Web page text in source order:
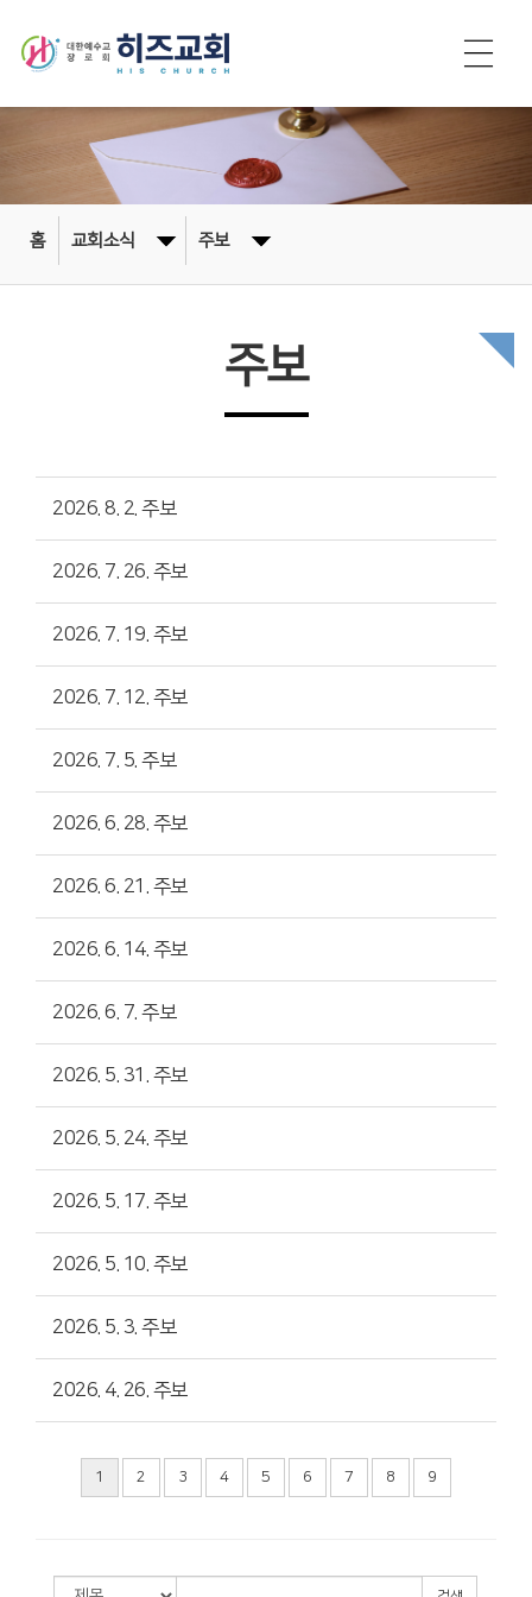
홈 교회소식 주보
주보
2026. 8. 2. 주보
2026. 7. 26. 주보
2026. 7. 19. 주보
2026. 7. 12. 주보
2026. 7. 5. 주보
2026. 6. 28. 주보
2026. 6. 21. 주보
2026. 6. 14. 주보
2026. 6. 7. 주보
2026. 5. 31. 주보
2026. 5. 24. 주보
2026. 5. 17. 주보
2026. 5. 10. 주보
2026. 5. 3. 주보
2026. 4. 26. 주보
1 2 3 4 5 6 7 8 9